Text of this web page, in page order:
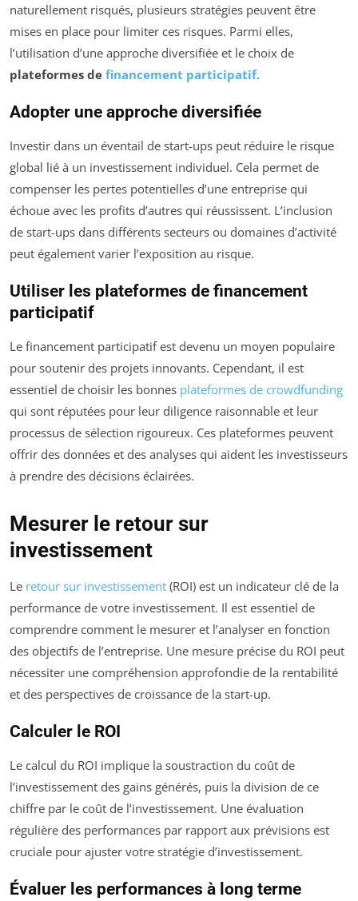
naturellement risqués, plusieurs stratégies peuvent être
mises en place pour limiter ces risques. Parmi elles,
l’utilisation d’une approche diversifiée et le choix de
plateformes de financement participatif.
Adopter une approche diversifiée
Investir dans un éventail de start-ups peut réduire le risque
global lié à un investissement individuel. Cela permet de
compenser les pertes potentielles d’une entreprise qui
échoue avec les profits d’autres qui réussissent. L’inclusion
de start-ups dans différents secteurs ou domaines d’activité
peut également varier l’exposition au risque.
Utiliser les plateformes de financement
participatif
Le financement participatif est devenu un moyen populaire
pour soutenir des projets innovants. Cependant, il est
essentiel de choisir les bonnes plateformes de crowdfunding
qui sont réputées pour leur diligence raisonnable et leur
processus de sélection rigoureux. Ces plateformes peuvent
offrir des données et des analyses qui aident les investisseurs
à prendre des décisions éclairées.
Mesurer le retour sur
investissement
Le retour sur investissement (ROI) est un indicateur clé de la
performance de votre investissement. Il est essentiel de
comprendre comment le mesurer et l’analyser en fonction
des objectifs de l’entreprise. Une mesure précise du ROI peut
nécessiter une compréhension approfondie de la rentabilité
et des perspectives de croissance de la start-up.
Calculer le ROI
Le calcul du ROI implique la soustraction du coût de
l’investissement des gains générés, puis la division de ce
chiffre par le coût de l’investissement. Une évaluation
régulière des performances par rapport aux prévisions est
cruciale pour ajuster votre stratégie d’investissement.
Évaluer les performances à long terme